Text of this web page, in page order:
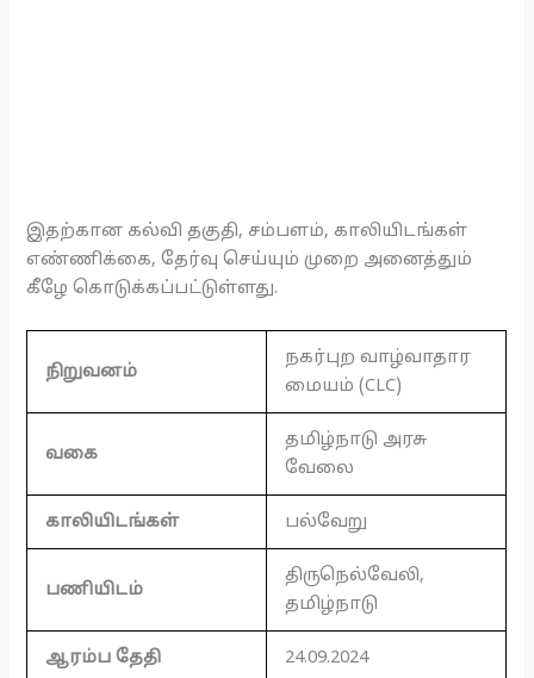
இதற்கான கல்வி தகுதி, சம்பளம், காலியிடங்கள்
எண்ணிக்கை, தேர்வு செய்யும் முறை அனைத்தும்
கீழே கொடுக்கப்பட்டுள்ளது.
நிறுவனம்
நகர்புற வாழ்வாதார
மையம் (CLC)
வகை
தமிழ்நாடு அரசு
வேலை
காலியிடங்கள் பல்வேறு
பணியிடம்
திருநெல்வேலி,
தமிழ்நாடு
ஆரம்ப தேதி 24.09.2024